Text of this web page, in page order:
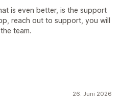
is even better, is the support
reach out to support, you will
team.
26. Juni 2026